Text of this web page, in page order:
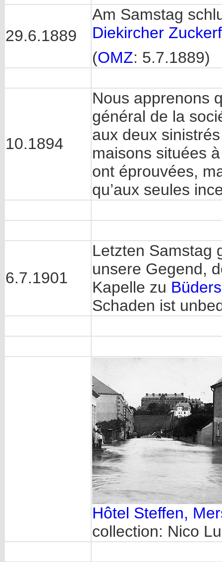
29.6.1889
Am Samstag
Diekircher
(OMZ: 5.7.1889)
10.1894
Nous apprenons
général de la
aux deux
maisons situées
ont éprouvées,
qu’aux seules
6.7.1901
Letzten Samstag
unsere Gegend,
Kapelle zu
Schaden ist
Hôtel Steffen,
collection: Nico